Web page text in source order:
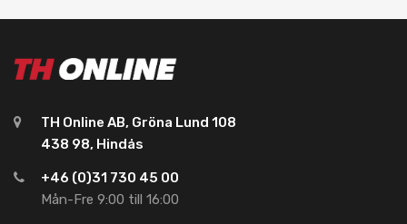
TH Online AB, Gröna Lund 108
438 98, Hindås
+46 (0)31 730 45 00
Mån-Fre 9:00 till 16:00